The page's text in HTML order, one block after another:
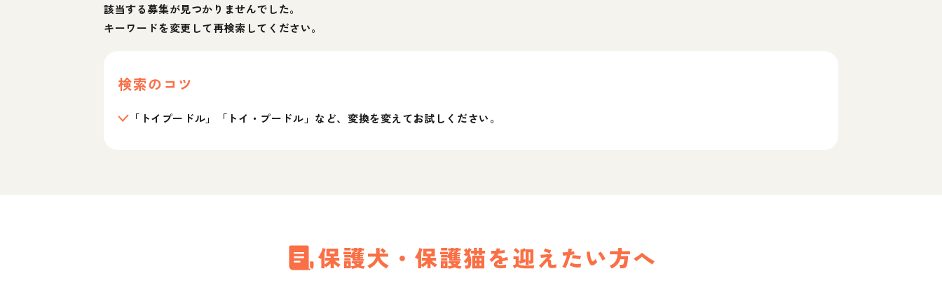
該当する募集が見つかりませんでした。
キーワードを変更して再検索してください。
検索のコツ
「トイプードル」「トイ・プードル」など、変換を変えてお試しください。
保護犬・保護猫を迎えたい方へ